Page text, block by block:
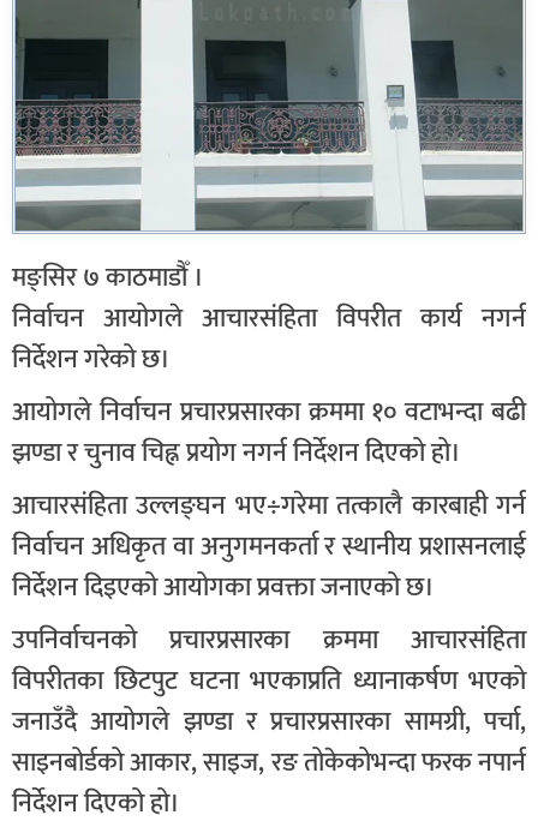
मङ्सिर ७ काठमाडौँ ।
निर्वाचन आयोगले आचारसंहिता विपरीत कार्य नगर्न
निर्देशन गरेको छ।
आयोगले निर्वाचन प्रचारप्रसारका क्रममा १० वटाभन्दा बढी
झण्डा र चुनाव चिह्न प्रयोग नगर्न निर्देशन दिएको हो।
आचारसंहिता उल्लङ्घन भए÷गरेमा तत्कालै कारबाही गर्न
निर्वाचन अधिकृत वा अनुगमनकर्ता र स्थानीय प्रशासनलाई
निर्देशन दिइएको आयोगका प्रवक्ता जनाएको छ।
उपनिर्वाचनको प्रचारप्रसारका क्रममा आचारसंहिता
विपरीतका छिटपुट घटना भएकाप्रति ध्यानाकर्षण भएको
जनाउँदै आयोगले झण्डा र प्रचारप्रसारका सामग्री, पर्चा,
साइनबोर्डको आकार, साइज, रङ तोकेकोभन्दा फरक नपार्न
निर्देशन दिएको हो।